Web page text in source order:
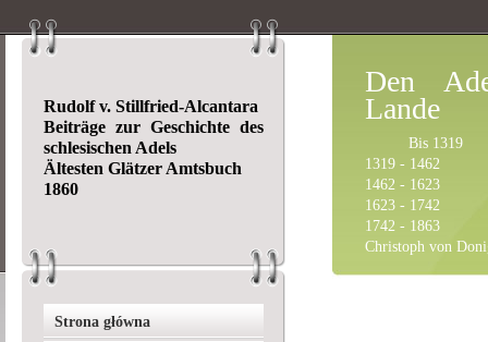
Den
Lande
Bis 1319
1319 - 1462
1462 - 1623
1623 - 1742
1742 - 1863
Christoph von
Rudolf v. Stillfried-Alcantara
Beiträge zur Geschichte des
schlesischen Adels
Ältesten Glätzer Amtsbuch
1860
Strona główna